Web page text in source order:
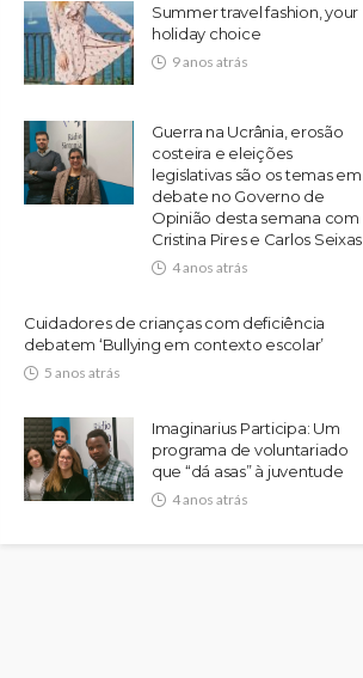
Summer travel fashion, your
holiday choice
9 anos atrás
Guerra na Ucrânia, erosão
costeira e eleições
legislativas são os temas em
debate no Governo de
Opinião desta semana com
Cristina Pires e Carlos Seixas
4 anos atrás
Cuidadores de crianças com deficiência
debatem ‘Bullying em contexto escolar’
5 anos atrás
Imaginarius Participa: Um
programa de voluntariado
que “dá asas” à juventude
4 anos atrás